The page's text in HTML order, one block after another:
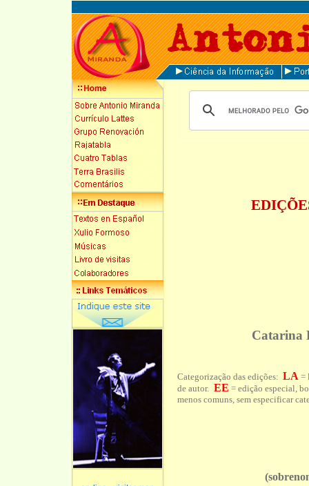
Catarina
Categorização das edições: LA =
de autor. EE = edição especial,
menos comuns, sem especificar